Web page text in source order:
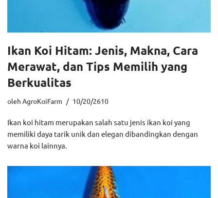
Ikan Koi Hitam: Jenis, Makna, Cara
Merawat, dan Tips Memilih yang
Berkualitas
oleh AgroKoiFarm 10/20/2610
Ikan koi hitam merupakan salah satu jenis ikan koi yang
memiliki daya tarik unik dan elegan dibandingkan dengan
warna koi lainnya.